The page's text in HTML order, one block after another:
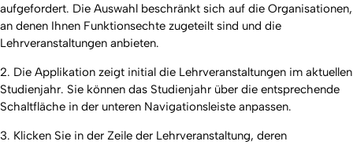
aufgefordert. Die Auswahl beschränkt sich auf die Organisationen,
an denen Ihnen Funktionsechte zugeteilt sind und die
Lehrveranstaltungen anbieten.
2. Die Applikation zeigt initial die Lehrveranstaltungen im aktuellen
Studienjahr. Sie können das Studienjahr über die entsprechende
Schaltfläche in der unteren Navigationsleiste anpassen.
3. Klicken Sie in der Zeile der Lehrveranstaltung, deren